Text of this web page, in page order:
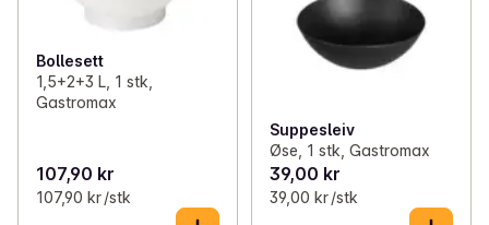
Bollesett
1,5+2+3 L, 1 stk,
Gastromax
107,90 kr
107,90 kr /stk
Suppesleiv
Øse, 1 stk, Gastromax
39,00 kr
39,00 kr /stk